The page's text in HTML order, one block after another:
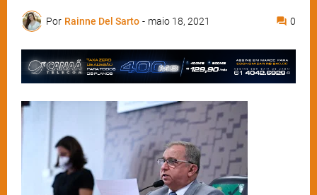
Por Rainne Del Sarto - maio 18, 2021 0